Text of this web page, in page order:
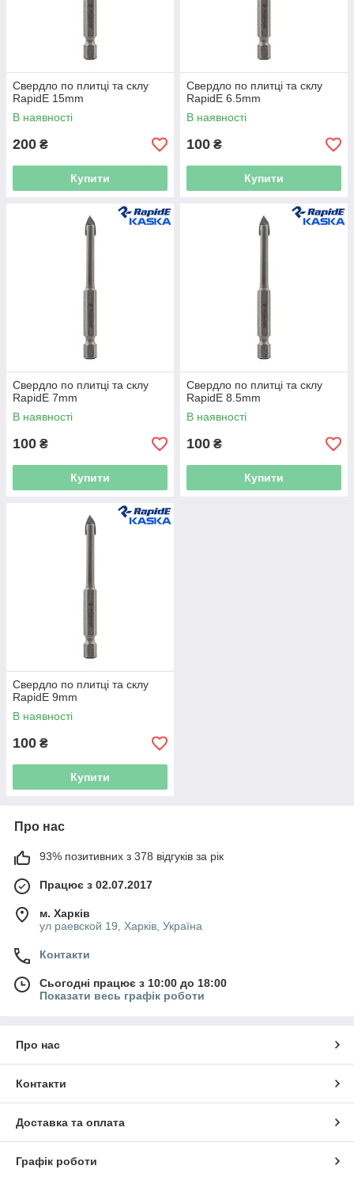
Свердло по плитці та склу
RapidE 15mm
В наявності
200 ₴
Купити
Свердло по плитці та склу
RapidE 6.5mm
В наявності
100 ₴
Купити
Свердло по плитці та склу
RapidE 7mm
В наявності
100 ₴
Купити
Свердло по плитці та склу
RapidE 8.5mm
В наявності
100 ₴
Купити
Свердло по плитці та склу
RapidE 9mm
В наявності
100 ₴
Купити
Про нас
93% позитивних з 378 відгуків за рік
Працює з 02.07.2017
м. Харків
ул раевской 19, Харків, Україна
Контакти
Сьогодні працює з 10:00 до 18:00
Показати весь графік роботи
Про нас
Контакти
Доставка та оплата
Графік роботи